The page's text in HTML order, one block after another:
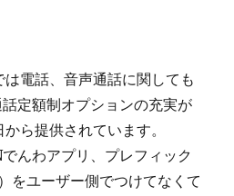
は電話、音声通話に関しても
話定額制オプションの充実が
ら提供されています。
んわアプリ、プレフィック
をユーザー側でつけてなくて